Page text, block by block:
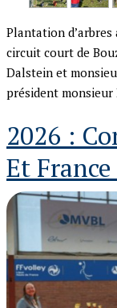
Plantation
circuit court de
Dalstein et
président
2026 :
Et